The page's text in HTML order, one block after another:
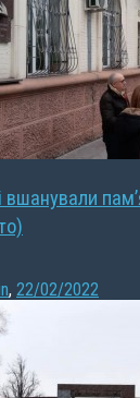
вшанували
, 22/02/2022